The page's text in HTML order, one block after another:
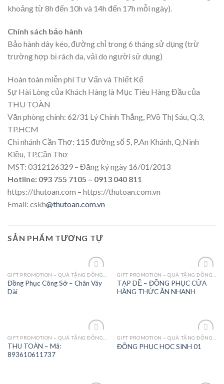
khoảng từ 8h đến 10h và 14h đến 17h mỗi ngày).
Chính sách bảo hành
Bảo hành dây kéo, đường chỉ trong 6 tháng sử dụng (trừ
trường hợp bị rách da, vải do người sử dụng)
Hoàn toàn miễn phí Tư Vấn và Thiết Kế
Sự Hài Lòng của Khách Hàng là Mục Tiêu Hàng Đầu của
THU TOÀN
Văn phòng chính: 62/31 Lý Chính Thắng, P.Võ Thị Sáu, Q.3,
TP.HCM
Chi nhánh Cần Thơ: 115 đường số 5, P.An Khánh, Q.Ninh
Kiều, TP.Cần Thơ
MST: 0312126329 – Đăng ký ngày 16/01/2013
Hotline: 093 755 7105 – 0913 040 811
https://thutoan.com – https://thutoan.com.vn
Email: cskh@thutoan.com.vn
SẢN PHẨM TƯƠNG TỰ
Wishlist
Đồng Phục Công Sở – Chân Váy
Dài
Add to
Wishlist
TẠP DỀ – ĐỒNG PHỤC CỬA
HÀNG THỨC ĂN NHANH
GIFT PROMOTION – QUÀ TẶNG ĐỒNG PHỤC - MAY MẶC
THU TOÀN – Mã:
893610611737
Wishlist
GIFT PROMOTION – QUÀ TẶNG ĐỒNG PHỤC - MAY MẶC
ĐỒNG PHỤC HỌC SINH 01